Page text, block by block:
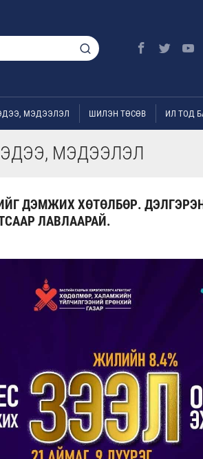
МЭДЭЭЛЭЛ ШИЛЭН ТӨСӨВ ИЛ ТОД
МЭДЭЭЛЭЛ
ДЭМЖИХ ХӨТӨЛБӨР.
ЛАВЛААРАЙ.